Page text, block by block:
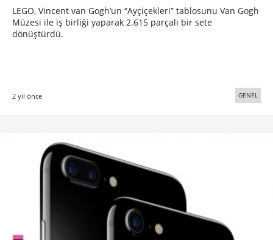
LEGO, Vincent van Gogh’un “Ayçiçekleri” tablosunu Van Gogh
Müzesi ile iş birliği yaparak 2.615 parçalı bir sete
dönüştürdü.
2 yıl önce GENEL